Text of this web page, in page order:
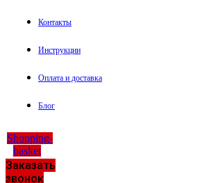
Контакты
Инструкции
Оплата и доставка
Блог
Shopping-
basket
Заказать
звонок